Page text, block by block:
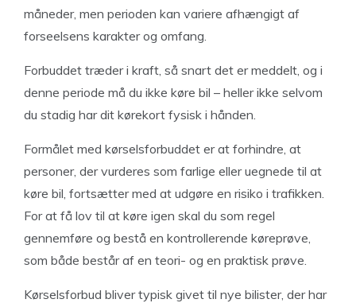
måneder, men perioden kan variere afhængigt af
forseelsens karakter og omfang.
Forbuddet træder i kraft, så snart det er meddelt, og i
denne periode må du ikke køre bil – heller ikke selvom
du stadig har dit kørekort fysisk i hånden.
Formålet med kørselsforbuddet er at forhindre, at
personer, der vurderes som farlige eller uegnede til at
køre bil, fortsætter med at udgøre en risiko i trafikken.
For at få lov til at køre igen skal du som regel
gennemføre og bestå en kontrollerende køreprøve,
som både består af en teori- og en praktisk prøve.
Kørselsforbud bliver typisk givet til nye bilister, der har